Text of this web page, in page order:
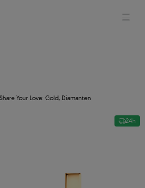
Your Love: Gold, Diamanten
24h